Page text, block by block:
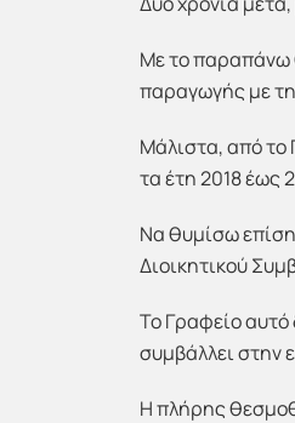
Με το παραπάνω
παραγωγής με
Μάλιστα, από το
τα έτη 2018 έως
Να θυμίσω
Διοικητικού
Το Γραφείο αυτό
συμβάλλει στην
Η πλήρης